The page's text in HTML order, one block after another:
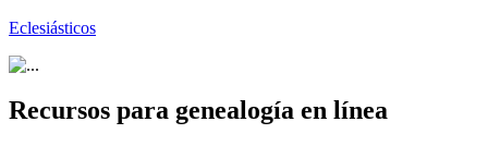
Eclesiásticos
Recursos para genealogía en línea